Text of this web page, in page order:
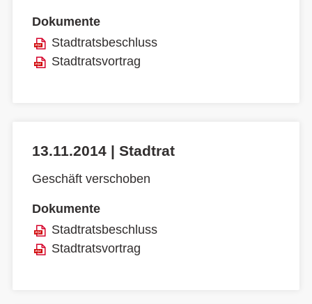
Dokumente
Stadtratsbeschluss
Stadtratsvortrag
13.11.2014 | Stadtrat
Geschäft verschoben
Dokumente
Stadtratsbeschluss
Stadtratsvortrag